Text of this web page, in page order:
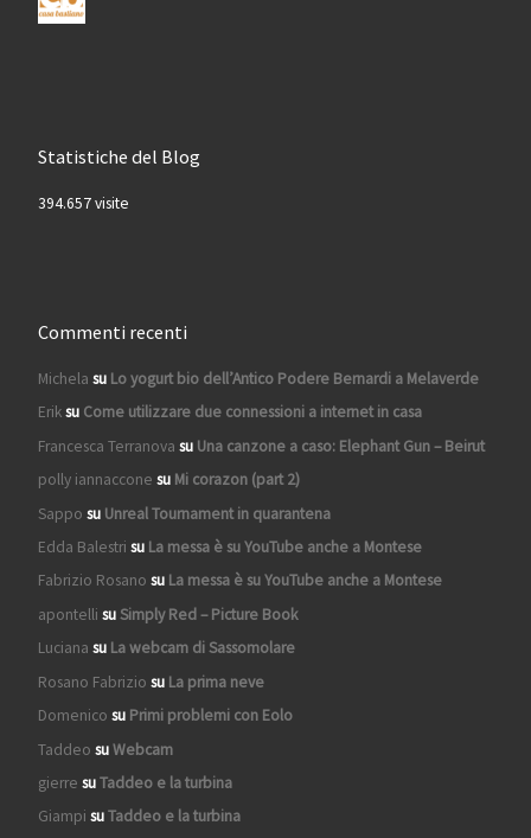
Statistiche del Blog
394.657 visite
Commenti recenti
Michela su Lo yogurt bio dell’Antico Podere Bernardi a Melaverde
Eriksu Come utilizzare due connessioni a internet in casa
Francesca Terranova su Una canzone a caso: Elephant Gun – Beirut
polly iannaccone su Mi corazon (part 2)
Sappo su Unreal Tournament in quarantena
Edda Balestri su La messa è su YouTube anche a Montese
Fabrizio Rosano su La messa è su YouTube anche a Montese
apontelli suSimply Red – Picture Book
Luciana su La webcam di Sassomolare
Rosano Fabrizio su La prima neve
Domenico su Primi problemi con Eolo
Taddeo suWebcam
gierre suTaddeo e la turbina
Giampi suTaddeo e la turbina